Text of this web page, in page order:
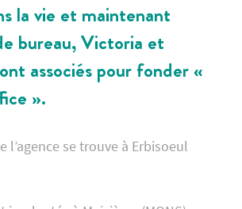
la vie et maintenant
bureau, Victoria et
associés pour fonder «
».
l’agence se trouve à Erbisoeul